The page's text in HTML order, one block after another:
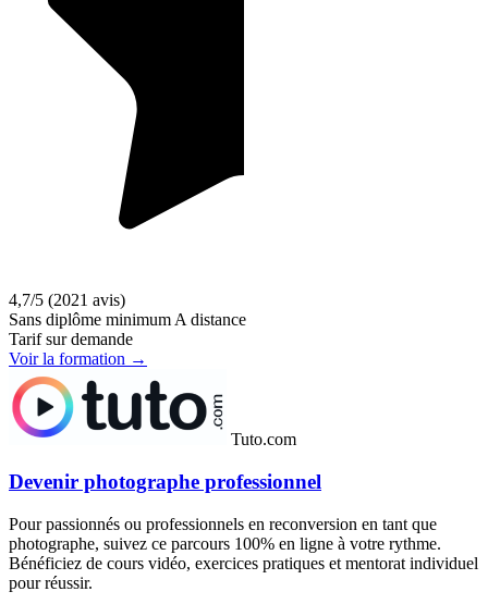
4,7/5 (2021 avis)
Sans diplôme minimum A distance
Tarif sur demande
Voir la formation →
Tuto.com
Devenir photographe professionnel
Pour passionnés ou professionnels en reconversion en tant que
photographe, suivez ce parcours 100% en ligne à votre rythme.
Bénéficiez de cours vidéo, exercices pratiques et mentorat individuel
pour réussir.